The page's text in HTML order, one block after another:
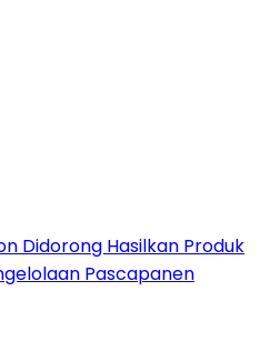
Didorong Hasilkan Produk
Pascapanen